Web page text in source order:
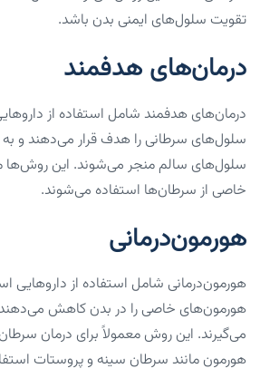
تقویت سلول‌های ایمنی بدن باشد.
درمان‌های هدفمند
درمان‌های هدفمند شامل استفاده از
سلول‌های سرطانی را هدف قرار می‌دهند و
سلول‌های سالم منجر می‌شوند. این روش‌ها
خاصی از سرطان‌ها استفاده می‌شوند.
هورمون‌درمانی
هورمون‌درمانی شامل استفاده از
هورمون‌های خاصی را در بدن کاهش می‌دهند
می‌گیرند. این روش معمولاً برای درمان
هورمون مانند سرطان سینه و پروستات